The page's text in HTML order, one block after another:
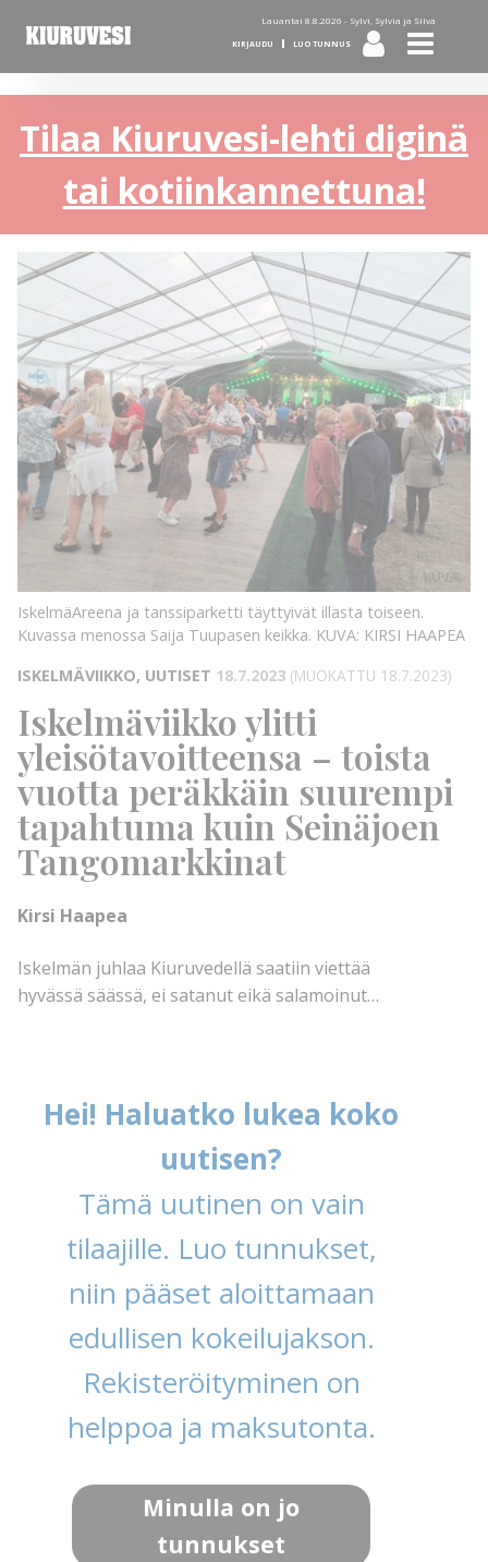
Lauantai 8.8.2026 - Sylvi, Sylvia ja Silva
KIRJAUDU LUO TUNNUS
Tilaa Kiuruvesi-lehti diginä
tai kotiinkannettuna!
KUVA:
KUVA:
HAAPEA
IskelmäAreena ja tanssiparketti täyttyivät illasta toiseen.
Kuvassa menossa Saija Tuupasen keikka. KUVA: KIRSI HAAPEA
ISKELMÄVIIKKO, UUTISET 18.7.2023 (MUOKATTU 18.7.2023)
Iskelmäviikko ylitti
yleisötavoitteensa – toista
vuotta peräkkäin suurempi
tapahtuma kuin Seinäjoen
Tangomarkkinat
Kirsi Haapea
Iskelmän juhlaa Kiuruvedellä saatiin viettää
hyvässä säässä, ei satanut eikä salamoinut…
Hei! Haluatko lukea koko
uutisen?
Tämä uutinen on vain
tilaajille. Luo tunnukset,
niin pääset aloittamaan
edullisen kokeilujakson.
Rekisteröityminen on
helppoa ja maksutonta.
Minulla on jo
tunnukset